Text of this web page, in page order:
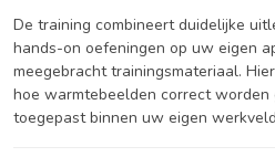
De training combineert duidelijke
hands-on oefeningen op uw eigen
meegebracht trainingsmateriaal.
hoe warmtebeelden correct worden
toegepast binnen uw eigen